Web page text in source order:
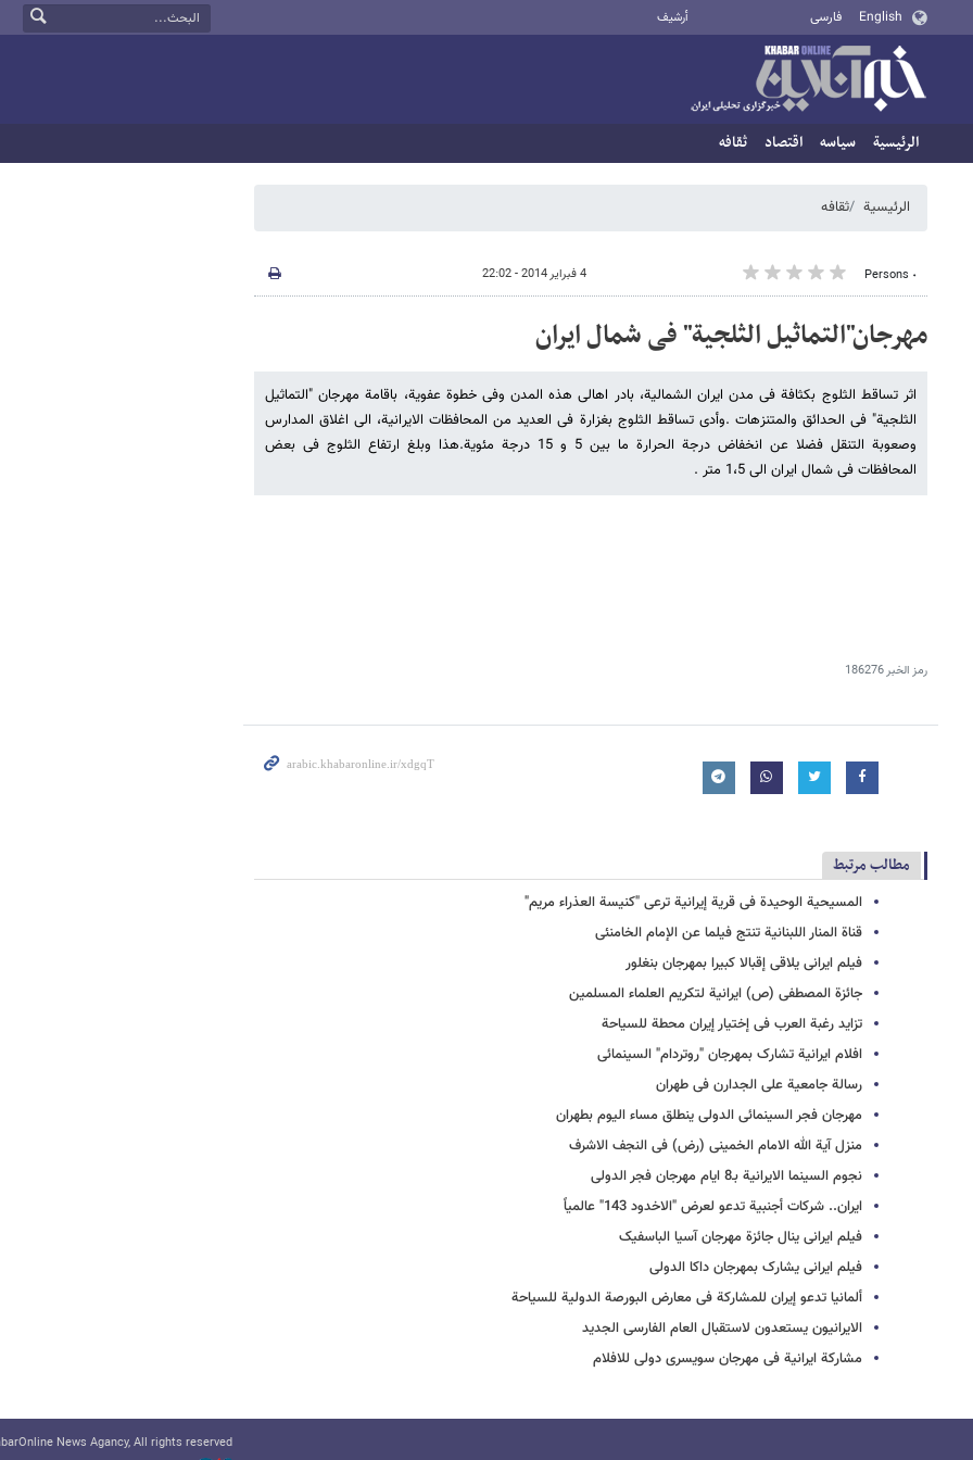
English فارسی أرشيف
الرئيسية سیاسه اقتصاد ثقافه
الرئيسية ثقافه
٠ Persons 4 فبراير 2014 - 22:02
مهرجان"التماثیل الثلجیة" فی شمال ایران
اثر تساقط الثلوج بکثافة فی مدن ایران الشمالیة، بادر اهالی هذه المدن وفی خطوة عفویة، باقامة مهرجان "التماثیل
الثلجیة" فی الحدائق والمتنزهات .وأدى تساقط الثلوج بغزارة فی العدید من المحافظات الایرانیة، الى اغلاق المدارس
وصعوبة التنقل فضلا عن انخفاض درجة الحرارة ما بین 5 و 15 درجة مئویة.هذا وبلغ ارتفاع الثلوج فی بعض
المحافظات فی شمال ایران الى 1،5 متر .
رمز الخبر186276
مطالب مرتبط
المسیحیة الوحیدة فی قریة إیرانیة ترعى "کنیسة العذراء مریم"
قناة المنار اللبنانیة تنتج فیلما عن الإمام الخامنئی
فیلم ایرانی یلاقی إقبالا کبیرا بمهرجان بنغلور
جائزة المصطفى (ص) ایرانیة لتکریم العلماء المسلمین
تزاید رغبة العرب فی إختیار إیران محطة للسیاحة
افلام ایرانیة تشارک بمهرجان "روتردام" السینمائی
رسالة جامعیة على الجدارن فی طهران
مهرجان فجر السینمائی الدولی ینطلق مساء الیوم بطهران
منزل آیة الله الامام الخمینی (رض) فی النجف الاشرف
نجوم السینما الایرانیة بـ8 ایام مهرجان فجر الدولی
ایران.. شرکات أجنبیة تدعو لعرض "الاخدود 143" عالمیاً
فیلم ایرانی ینال جائزة مهرجان آسیا الباسفیک
فیلم ایرانی یشارک بمهرجان داکا الدولی
ألمانیا تدعو إیران للمشارکة فی معارض البورصة الدولیة للسیاحة
الایرانیون یستعدون لاستقبال العام الفارسی الجدید
مشارکة ایرانیة فی مهرجان سویسری دولی للافلام
News Agancy, All rights reserved.